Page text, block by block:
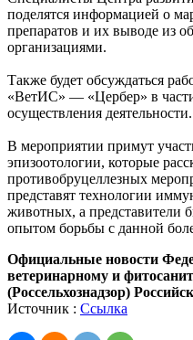
поделятся информацией о
препаратов и их выводе из
организациями.
Также будет обсуждаться
«ВетИС» — «Цербер» в
осуществления деятельности.
В мероприятии примут
эпизоотологии, которые
противобруцеллезных
представят технологии
животных, а представители
опытом борьбы с данной
Официальные новости
ветеринарному и
(Россельхознадзор)
Источник : Ссылка